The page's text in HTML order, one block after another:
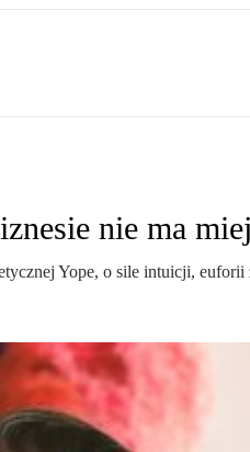
nie ma
Yope, o sile intuicji,